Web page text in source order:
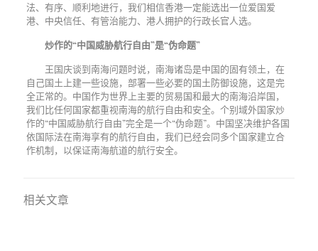
法、有序、顺利地进行，我们相信香港一定能选出一位爱国爱
港、中央信任、有管治能力、港人拥护的行政长官人选。
炒作的“中国威胁航行自由”是“伪命题”
王国庆谈到南海问题时说，南海诸岛是中国的固有领土，在
自己国土上建一些设施，部署一些必要的国土防御设施，这是完
全正常的。中国作为世界上主要的贸易国和最大的南海沿岸国，
我们比任何国家都重视南海的航行自由和安全。个别域外国家炒
作的“中国威胁航行自由”完全是一个“伪命题”。中国坚决维护各国
依国际法在南海享有的航行自由，我们已经会同多个国家建立合
作机制，以保证南海航道的航行安全。
相关文章